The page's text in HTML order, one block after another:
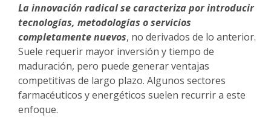
La innovación radical se caracteriza por introducir
tecnologías, metodologías o servicios
completamente nuevos, no derivados de lo anterior.
Suele requerir mayor inversión y tiempo de
maduración, pero puede generar ventajas
competitivas de largo plazo. Algunos sectores
farmacéuticos y energéticos suelen recurrir a este
enfoque.